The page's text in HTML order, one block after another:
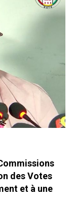
des Votes
et à une